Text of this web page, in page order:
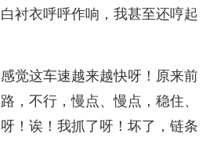
衬衣呼呼作响，我甚至还哼起
觉这车速越来越快呀！原来前
，不行，慢点、慢点，稳住、
！诶！我抓了呀！坏了，链条